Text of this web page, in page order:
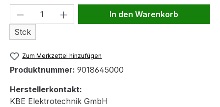
Produkt Anzahl: Gib den
Stck
In den Warenkorb
Zum Merkzettel hinzufügen
Produktnummer: 9018645000
Herstellerkontakt:
KBE Elektrotechnik GmbH